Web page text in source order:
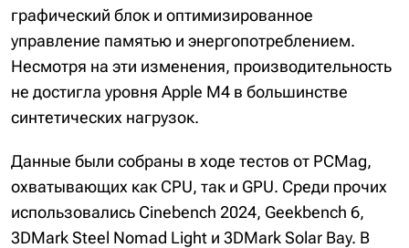
графический блок и оптимизированное
управление памятью и энергопотреблением.
Несмотря на эти изменения, производительность
не достигла уровня Apple M4 в большинстве
синтетических нагрузок.
Данные были собраны в ходе тестов от PCMag,
охватывающих как CPU, так и GPU. Среди прочих
использовались Cinebench 2024, Geekbench 6,
3DMark Steel Nomad Light и 3DMark Solar Bay. В